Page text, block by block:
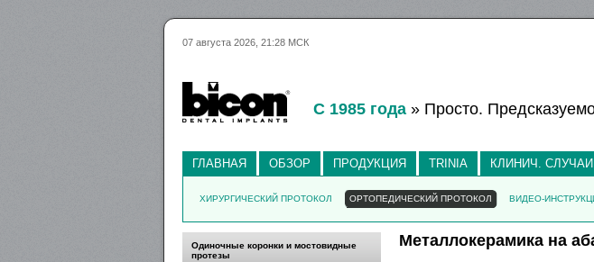
07 августа 2026, 21:28 МСК
С 1985 года » Просто.
ГЛАВНАЯ ОБЗОР ПРОДУКЦИЯ TRINIA КЛИНИЧ. СЛУЧАИ
ХИРУРГИЧЕСКИЙ ПРОТОКОЛ ОРТОПЕДИЧЕСКИЙ ПРОТОКОЛ ВИДЕО-
Одиночные коронки и мостовидные
протезы
Металлокерамика на